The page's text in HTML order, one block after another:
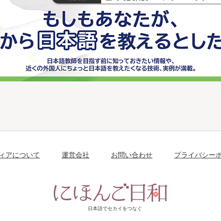
アについて 運営会社 お問い合わせ プライバシー